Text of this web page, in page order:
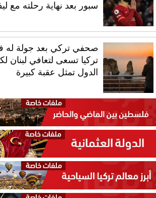
سبور بعد نهاية رحلته مع
صحفي تركي بعد جولة له
تركيا تسعى لتعافي لبنان
الدول تمثل عقبة كبيرة